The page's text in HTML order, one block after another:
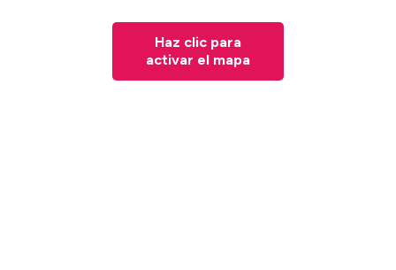
Haz clic para
activar el mapa